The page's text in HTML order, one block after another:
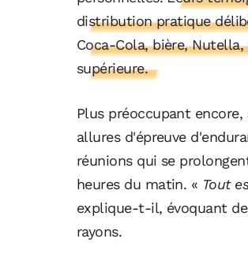
distribution pratique
Coca-Cola, bière,
supérieure.
Plus préoccupant encore,
allures d'épreuve
réunions qui se
heures du matin. « Tout
explique-t-il, évoquant
rayons.